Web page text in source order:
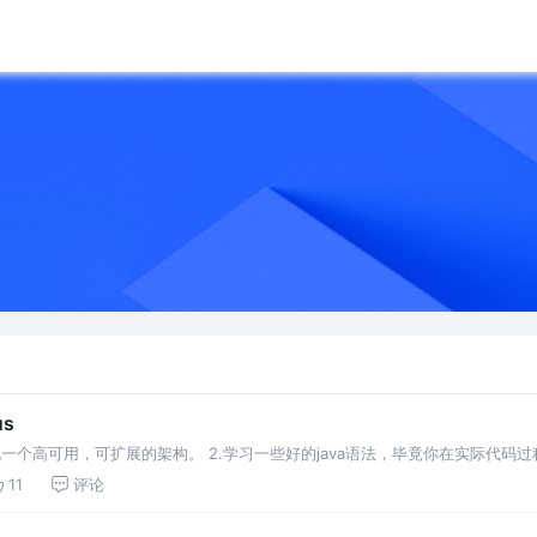
个高可用，可扩展的架构。 2.学习一些好的java语法，毕竟你在实际代码
用过，但比较巧妙的用法。 3.学习设计模式，开源代码常常会使用到一些
11 评论